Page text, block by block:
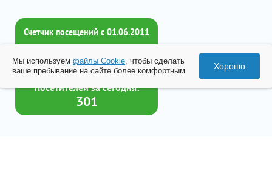
Счетчик посещений c 01.06.2011
Всего посетителей:
2017684
Посетителей за сегодня:
301
Мы используем файлы Cookie, чтобы сделать
ваше пребывание на сайте более комфортным
Хорошо